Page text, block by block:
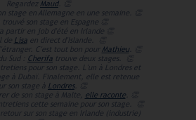
Regardez Maud.
stage en Allemagne en une semaine.
trouvé son stage en Espagne
partir en job d'été en Irlande
de Lisaen direct d'Islande.
C'est tout bon pour Mathieu.
Sud : Cherifa trouve deux stages.
pour son stage. L'un à Londres et
à Dubaï. Finalement, elle est retenue
son stage à Londres.
de son stage à Malte,
elle raconte.
cette semaine pour son stage.
sur son stage en Irlande (industrie)